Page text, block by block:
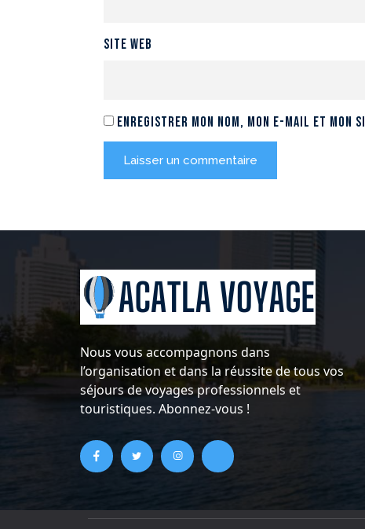
Site web
Enregistrer mon nom, mon e-mail et mon
Nous vous accompagnons dans
l’organisation et dans la réussite de tous vos
séjours de voyages professionnels et
touristiques. Abonnez-vous !